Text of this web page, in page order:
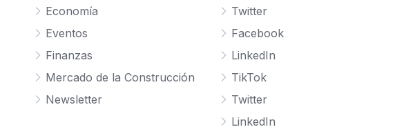
Economía
Eventos
Finanzas
Mercado de la Construcción
Newsletter
Twitter
Facebook
LinkedIn
TikTok
Twitter
LinkedIn